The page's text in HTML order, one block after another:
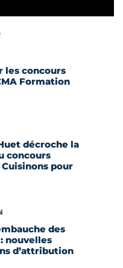
les concours
Formation
décroche la
concours
pour
des
nouvelles
d’attribution